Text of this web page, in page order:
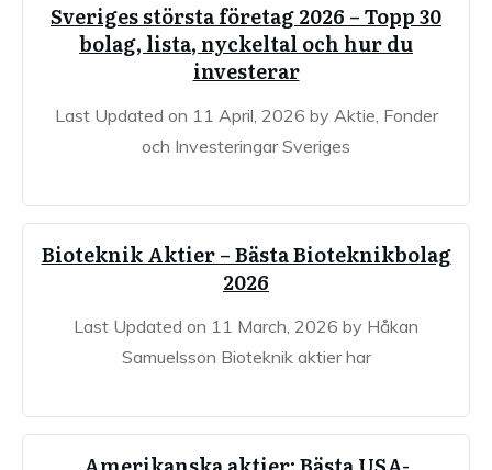
Sveriges största företag 2026 – Topp 30
bolag, lista, nyckeltal och hur du
investerar
Last Updated on 11 April, 2026 by Aktie, Fonder
och Investeringar Sveriges
Bioteknik Aktier – Bästa Bioteknikbolag
2026
Last Updated on 11 March, 2026 by Håkan
Samuelsson Bioteknik aktier har